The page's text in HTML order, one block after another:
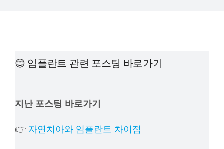
상담예약
😊 임플란트 관련 포스팅 바로가기
지난 포스팅 바로가기
👉 자연치아와 임플란트 차이점